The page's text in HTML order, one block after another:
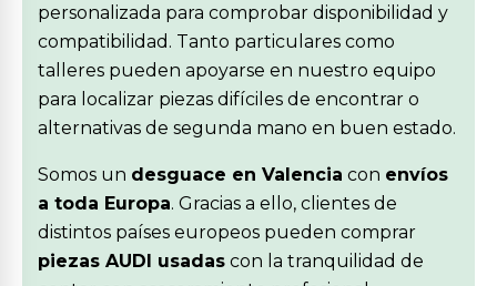
personalizada para comprobar disponibilidad y
compatibilidad. Tanto particulares como
talleres pueden apoyarse en nuestro equipo
para localizar piezas difíciles de encontrar o
alternativas de segunda mano en buen estado.
Somos un desguace en Valencia con envíos
a toda Europa. Gracias a ello, clientes de
distintos países europeos pueden comprar
piezas AUDI usadas con la tranquilidad de